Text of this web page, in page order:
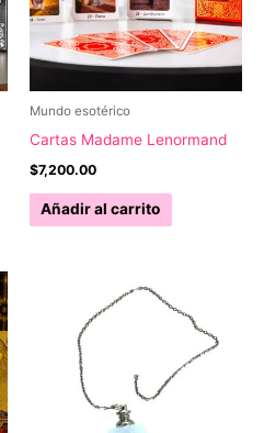
Mundo esotérico
Cartas Madame Lenormand
$7,200.00
Añadir al carrito